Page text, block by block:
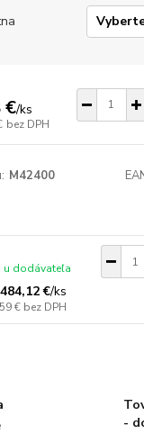
€/ks
bez DPH
M42400
484,12 €/ks
€ bez DPH
u dodávateľa
-